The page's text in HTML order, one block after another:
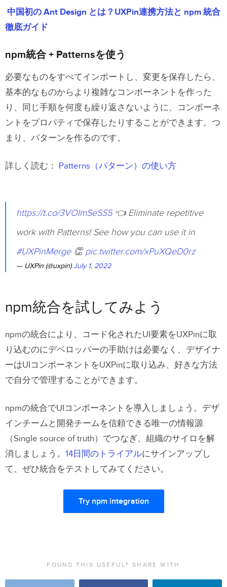
中国初の Ant Design とは？UXPin連携方法と npm 統合
徹底ガイド
npm統合 + Patternsを使う
必要なものをすべてインポートし、変更を保存したら、
基本的なものからより複雑なコンポーネントを作った
り、同じ手順を何度も繰り返さないように、コンポーネ
ントをプロパティで保存したりすることができます。つ
まり、パターンを作るのです。
詳しく読む： Patterns（パターン）の使い方
https://t.co/3VOImSeSS5👈 Eliminate repetitive
work with Patterns! See how you can use it in
#UXPinMerge👏pic.twitter.com/xPuXQeD0rz
— UXPin (@uxpin)July 1, 2022
npm統合を試してみよう
npmの統合により、コード化されたUI要素をUXPinに取
り込むのにデベロッパーの手助けは必要なく、デザイナ
ーはUIコンポーネントをUXPinに取り込み、好きな方法
で自分で管理することができます。
npmの統合でUIコンポーネントを導入しましょう。デザ
インチームと開発チームを信頼できる唯一の情報源
（Single source of truth）でつなぎ、組織のサイロを解
消しましょう。 14日間のトライアルにサインアップし
て、ぜひ統合をテストしてみてください。
Try npm integration
FOUND THIS USEFUL? SHARE WITH